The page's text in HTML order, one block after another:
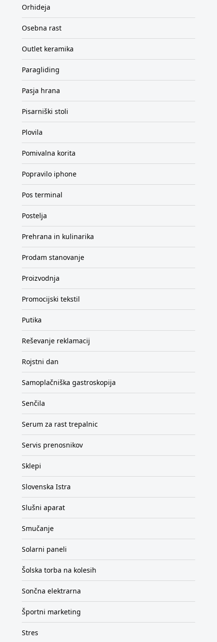
Orhideja
Osebna rast
Outlet keramika
Paragliding
Pasja hrana
Pisarniški stoli
Plovila
Pomivalna korita
Popravilo iphone
Pos terminal
Postelja
Prehrana in kulinarika
Prodam stanovanje
Proizvodnja
Promocijski tekstil
Putika
Reševanje reklamacij
Rojstni dan
Samoplačniška gastroskopija
Senčila
Serum za rast trepalnic
Servis prenosnikov
Sklepi
Slovenska Istra
Slušni aparat
Smučanje
Solarni paneli
Šolska torba na kolesih
Sončna elektrarna
Športni marketing
Stres